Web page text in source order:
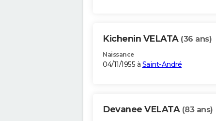
Kichenin VELATA (36 ans)
Naissance
04/11/1955 à Saint-André
Devanee VELATA (83 ans)